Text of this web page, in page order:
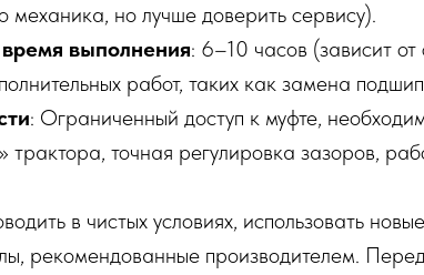
механика, но лучше доверить сервису).
выполнения: 6–10 часов (зависит от
работ, таких как замена
: Ограниченный доступ к муфте,
трактора, точная регулировка зазоров,
в чистых условиях, использовать
рекомендованные производителем.